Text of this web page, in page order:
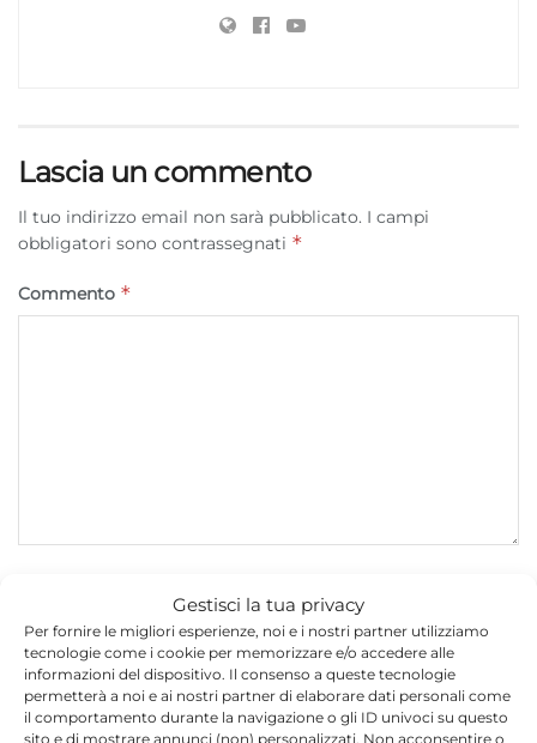
Gestisci la tua privacy
Per fornire le migliori esperienze, noi e i nostri partner utilizziamo
tecnologie come i cookie per memorizzare e/o accedere alle
informazioni del dispositivo. Il consenso a queste tecnologie
permetterà a noi e ai nostri partner di elaborare dati personali come
il comportamento durante la navigazione o gli ID univoci su questo
sito e di mostrare annunci (non) personalizzati. Non acconsentire o
Lascia un commento
Il tuo indirizzo email non sarà pubblicato. I campi
obbligatori sono contrassegnati *
Commento *
Email*